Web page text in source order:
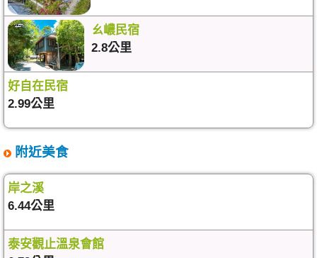
ㄠ嶩民宿
2.8公里
好自在民宿
2.99公里
附近美食
岸之溪
6.44公里
泰安觀止溫泉會館